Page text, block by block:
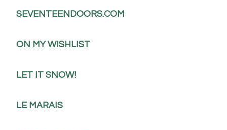
SEVENTEENDOORS.COM
ON MY WISHLIST
LET IT SNOW!
LE MARAIS